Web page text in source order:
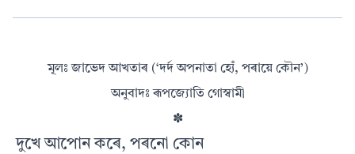
মূলঃ জাভেদ আখতাৰ (‘দর্দ অপনাতা হ্যেঁ, পৰায়ে কৌন’)
অনুবাদঃ ৰূপজ্যোতি গোস্বামী
✽
দুখে আপোন কৰে, পৰনো কোন